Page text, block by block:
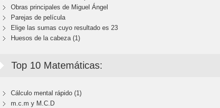
Obras principales de Miguel Ángel
Parejas de película
Elige las sumas cuyo resultado es 23
Huesos de la cabeza (1)
Top 10 Matemáticas:
Cálculo mental rápido (1)
m.c.m y M.C.D